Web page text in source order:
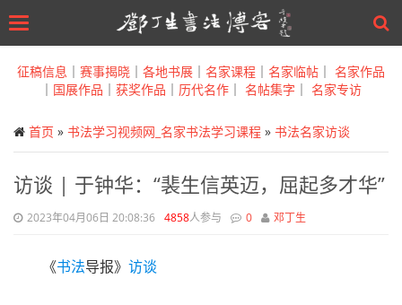
to
Toggle
征稿信息 ｜ 赛事揭晓 ｜ 各地书展 ｜ 名家课程 ｜ 名家临帖 ｜ 名家作品
｜ 国展作品 ｜ 获奖作品 ｜ 历代名作 ｜ 名帖集字 ｜ 名家专访
首页 » 书法学习视频网_名家书法学习课程 » 书法名家访谈
访谈 | 于钟华：“裴生信英迈，屈起多才华”
2023年04月06日 20:08:36 4858人参与 0 邓丁生
《书法导报》 访谈